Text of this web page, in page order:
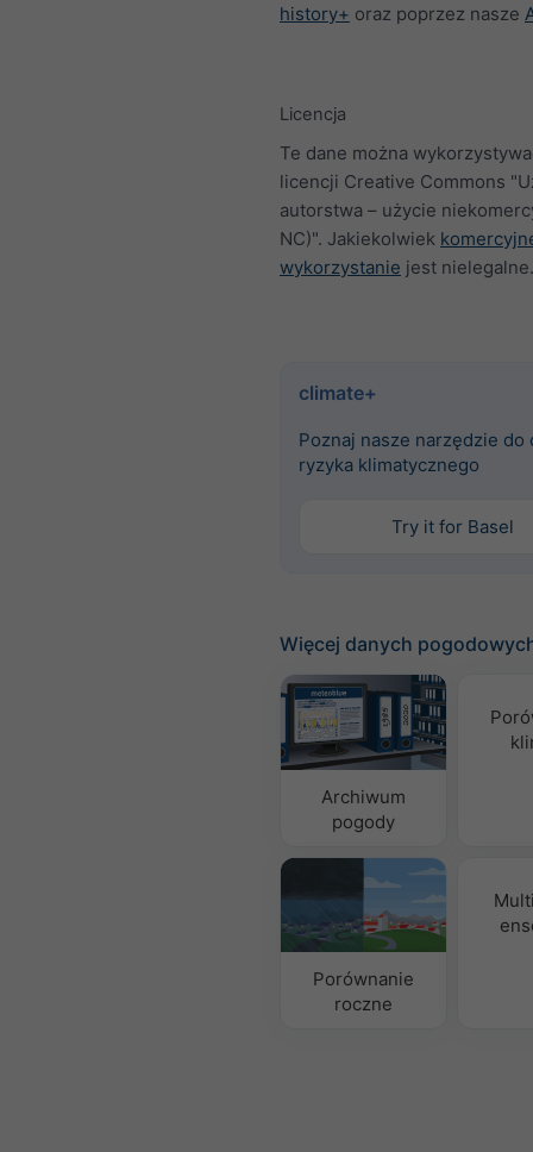
history+ oraz poprzez nasze
Licencja
Te dane można
licencji Creative Commons
autorstwa – użycie
NC)". Jakiekolwiek
wykorzystanie jest nielegalne.
climate+
Poznaj nasze narzędzie do
ryzyka klimatycznego
Try it for Basel
Więcej danych
Archiwum
pogody
Porównanie
roczne